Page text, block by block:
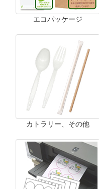
エコパッケージ
カトラリー、その他